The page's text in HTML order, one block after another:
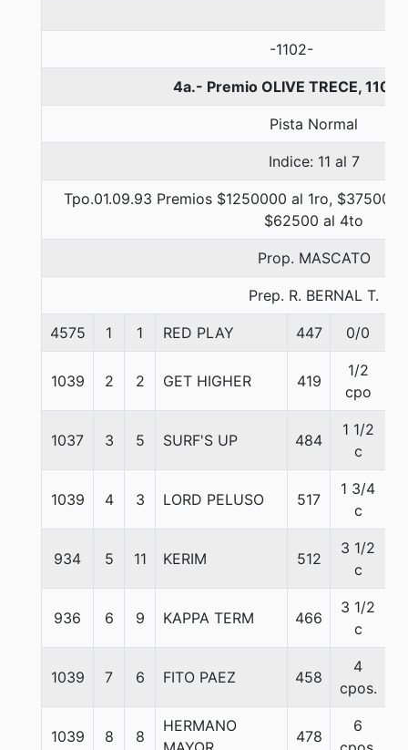
-1102-
4a.- Premio OLIVE TRECE, 1100
Pista Normal
Indice: 11 al 7
Tpo.01.09.93 Premios $1250000 al 1ro,
$62500 al 4to
Prop. MASCATO
Prep. R. BERNAL T.
4575 1 1 RED PLAY 447 0/0
1039 2 2 GET HIGHER 419
1/2
cpo
1037 3 5 SURF'S UP 484
1 1/2
c
1039 4 3 LORD PELUSO 517
1 3/4
c
934 5 11 KERIM 512
3 1/2
c
936 6 9 KAPPA TERM 466
3 1/2
c
1039 7 6 FITO PAEZ 458
4
cpos.
1039 8 8
HERMANO
478
6